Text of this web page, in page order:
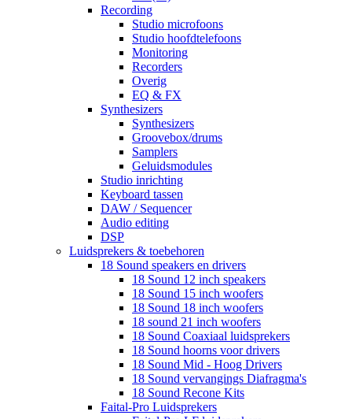
Recording
Studio microfoons
Studio hoofdtelefoons
Monitoring
Recorders
Overig
EQ & FX
Synthesizers
Synthesizers
Groovebox/drums
Samplers
Geluidsmodules
Studio inrichting
Keyboard tassen
DAW / Sequencer
Audio editing
DSP
Luidsprekers & toebehoren
18 Sound speakers en drivers
18 Sound 12 inch speakers
18 Sound 15 inch woofers
18 Sound 18 inch woofers
18 sound 21 inch woofers
18 Sound Coaxiaal luidsprekers
18 Sound hoorns voor drivers
18 Sound Mid - Hoog Drivers
18 Sound vervangings Diafragma's
18 Sound Recone Kits
Faital-Pro Luidsprekers